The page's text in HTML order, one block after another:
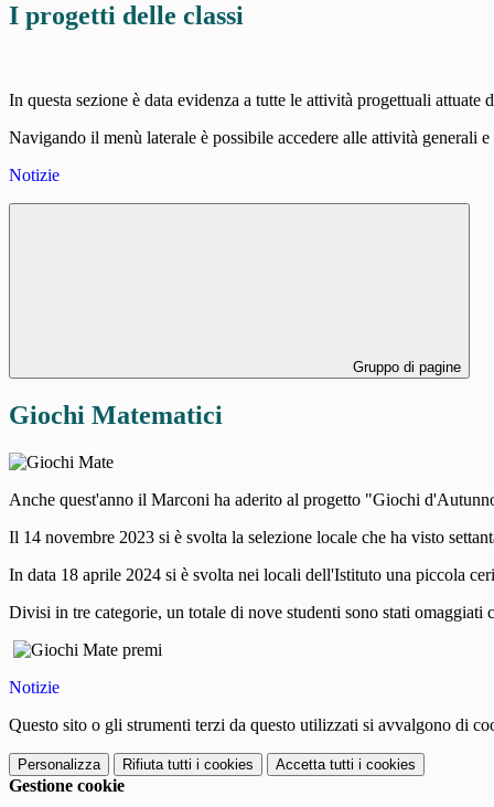
I progetti delle classi
In questa sezione è data evidenza a tutte le attività progettuali attuate
Navigando il menù laterale è possibile accedere alle attività generali
Notizie
Gruppo di pagine
Giochi Matematici
Anche quest'anno il Marconi ha aderito al progetto "Giochi
Il 14 novembre 2023 si è svolta la selezione locale che ha visto
In data 18 aprile 2024 si è svolta nei locali dell'Istituto una piccola
Divisi in tre categorie, un totale di nove studenti sono stati omaggiati
Notizie
Questo sito o gli strumenti terzi da questo utilizzati si avvalgono di
Personalizza Rifiuta tutti i cookies Accetta tutti i cookies
Gestione cookie